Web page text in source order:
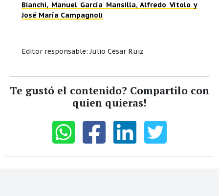
Bianchi, Manuel García Mansilla, Alfredo Vítolo y
José María Campagnoli
Editor responsable: Julio César Ruiz
Te gustó el contenido? Compartilo con
quien quieras!